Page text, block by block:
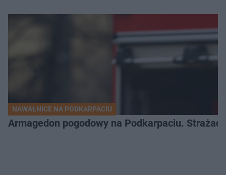
NAWAŁNICE NA PODKARPACIU
Armagedon pogodowy na Podkarpaciu.